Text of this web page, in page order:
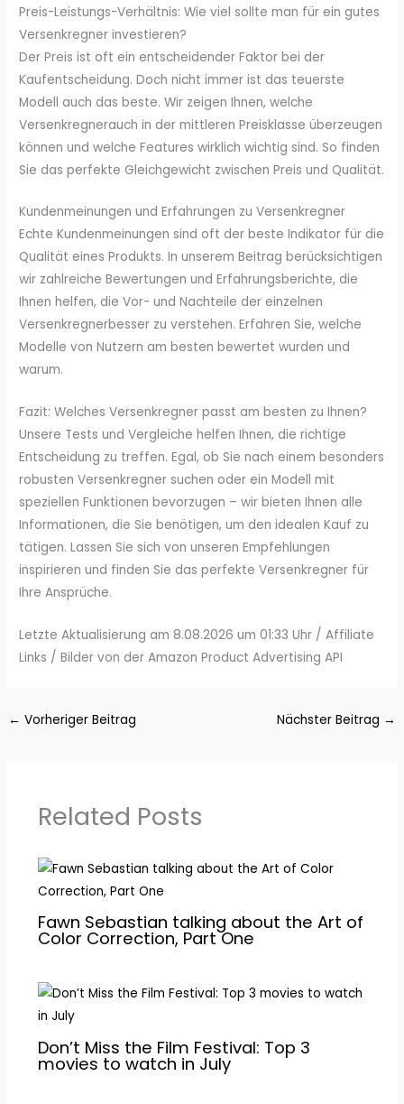
Preis-Leistungs-Verhältnis: Wie viel sollte man für ein gutes
Versenkregner investieren?
Der Preis ist oft ein entscheidender Faktor bei der
Kaufentscheidung. Doch nicht immer ist das teuerste
Modell auch das beste. Wir zeigen Ihnen, welche
Versenkregnerauch in der mittleren Preisklasse überzeugen
können und welche Features wirklich wichtig sind. So finden
Sie das perfekte Gleichgewicht zwischen Preis und Qualität.
Kundenmeinungen und Erfahrungen zu Versenkregner
Echte Kundenmeinungen sind oft der beste Indikator für die
Qualität eines Produkts. In unserem Beitrag berücksichtigen
wir zahlreiche Bewertungen und Erfahrungsberichte, die
Ihnen helfen, die Vor- und Nachteile der einzelnen
Versenkregnerbesser zu verstehen. Erfahren Sie, welche
Modelle von Nutzern am besten bewertet wurden und
warum.
Fazit: Welches Versenkregner passt am besten zu Ihnen?
Unsere Tests und Vergleiche helfen Ihnen, die richtige
Entscheidung zu treffen. Egal, ob Sie nach einem besonders
robusten Versenkregner suchen oder ein Modell mit
speziellen Funktionen bevorzugen – wir bieten Ihnen alle
Informationen, die Sie benötigen, um den idealen Kauf zu
tätigen. Lassen Sie sich von unseren Empfehlungen
inspirieren und finden Sie das perfekte Versenkregner für
Ihre Ansprüche.
Letzte Aktualisierung am 8.08.2026 um 01:33 Uhr / Affiliate
Links / Bilder von der Amazon Product Advertising API
← Vorheriger Beitrag Nächster Beitrag →
Related Posts
Fawn Sebastian talking about the Art of
Color Correction, Part One
Don’t Miss the Film Festival: Top 3
movies to watch in July